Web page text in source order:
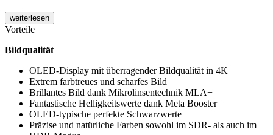
weiterlesen
Vorteile
Bildqualität
OLED-Display mit überragender Bildqualität in 4K
Extrem farbtreues und scharfes Bild
Brillantes Bild dank Mikrolinsentechnik MLA+
Fantastische Helligkeitswerte dank Meta Booster
OLED-typische perfekte Schwarzwerte
Präzise und natürliche Farben sowohl im SDR- als auch im